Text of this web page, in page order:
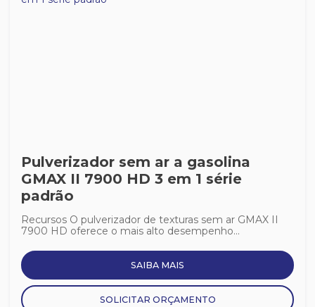
Pulverizador sem ar a gasolina
GMAX II 7900 HD 3 em 1 série
padrão
Recursos O pulverizador de texturas sem ar GMAX II
7900 HD oferece o mais alto desempenho...
SAIBA MAIS
SOLICITAR ORÇAMENTO